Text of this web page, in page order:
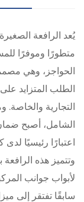
يُعد الرافعة
متطورًا وموفرًا
الحواجز، وهي
الطلب المتزايد
التجارية والخاصة.
الشامل، أصبح
اعتبارًا رئيسيًا
وتتميز هذه الرافعة
لأبواب جوانب
سابقًا تفتقر إلى